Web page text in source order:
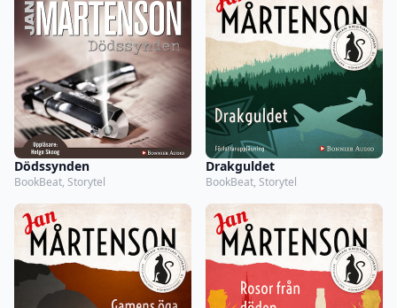
Dödssynden
BookBeat, Storytel
Drakguldet
BookBeat, Storytel